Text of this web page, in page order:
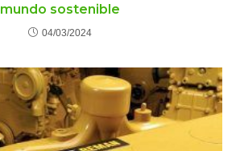
mundo sostenible
04/03/2024